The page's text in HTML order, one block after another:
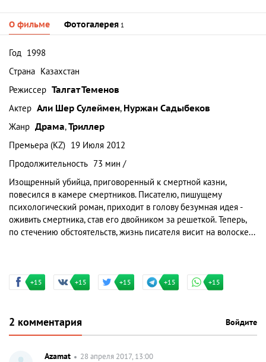
О фильме Фотогалерея 1
Год 1998
Страна Казахстан
Режиссер Талгат Теменов
Актер Али Шер Сулеймен, Нуржан Садыбеков
Жанр Драма,Триллер
Премьера (KZ) 19 Июля 2012
Продолжительность 73 мин /
Изощренный убийца, приговоренный к смертной казни,
повесился в камере смертников. Писателю, пишущему
психологический роман, приходит в голову безумная идея -
оживить смертника, став его двойником за решеткой. Теперь,
по стечению обстоятельств, жизнь писателя висит на волоске...
+15 +15 +15 +15 +15
2 комментария Войдите
Azamat 28 апреля 2017, 13:00